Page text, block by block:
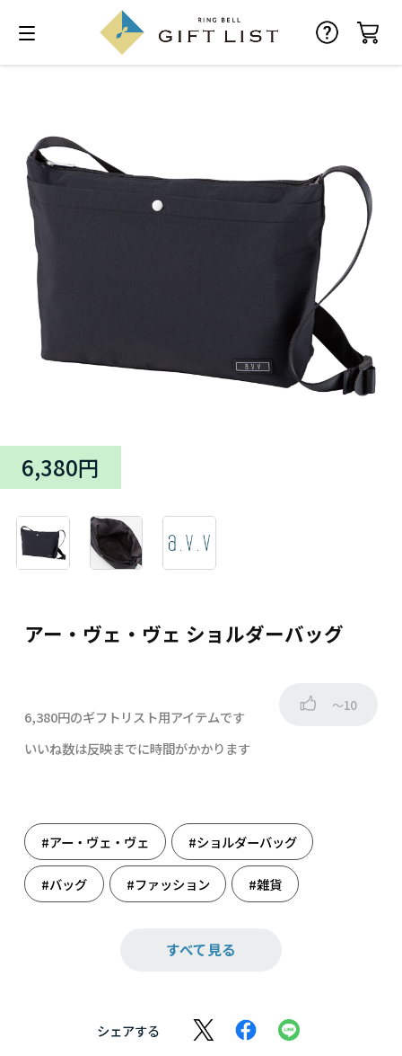
アー・ヴェ・ヴェ ショルダーバッグ
6,380円
6,380円のギフトリスト用アイテムです
～10
いいね数は反映までに時間がかかります
#アー・ヴェ・ヴェ #ショルダーバッグ
#バッグ #ファッション #雑貨
すべて見る
シェアする